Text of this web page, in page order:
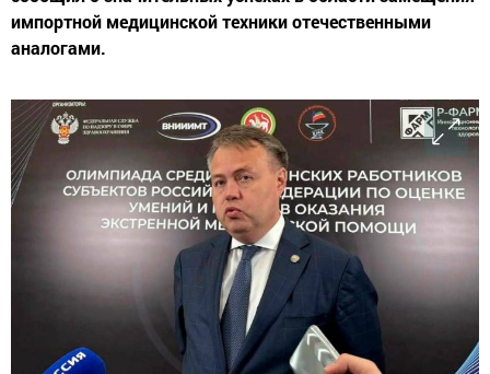
импортной медицинской техники отечественными
аналогами.